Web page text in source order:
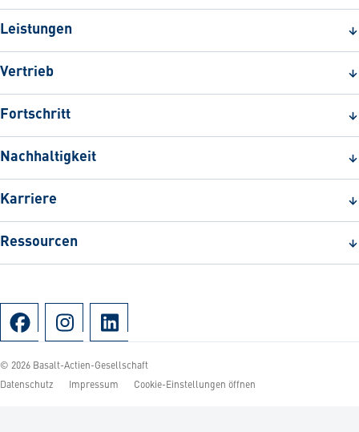
Leistungen
Vertrieb
Fortschritt
Nachhaltigkeit
Karriere
Ressourcen
© 2026 Basalt-Actien-Gesellschaft
Datenschutz
Impressum Cookie-Einstellungen öffnen